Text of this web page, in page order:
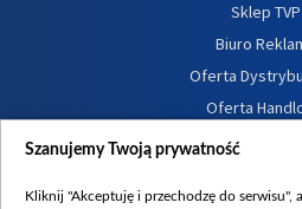
Sklep TVP
Biuro
Oferta
Oferta
Dostępność
Procedura zgłoszeń
Szanujemy Twoją prywatność
Kliknij "Akceptuję i przechodzę do serwisu",